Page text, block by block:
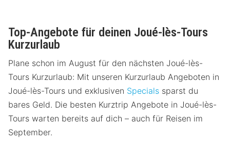
Top-Angebote für deinen Joué-lès-Tours
Kurzurlaub
Plane schon im August für den nächsten Joué-lès-
Tours Kurzurlaub: Mit unseren Kurzurlaub Angeboten in
Joué-lès-Tours und exklusiven Specials sparst du
bares Geld. Die besten Kurztrip Angebote in Joué-lès-
Tours warten bereits auf dich – auch für Reisen im
September.